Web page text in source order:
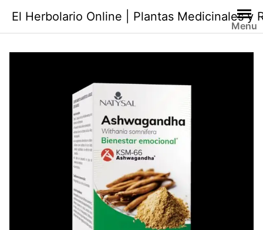
contenido
El Herbolario Online | Plantas Medicinales y
Menu